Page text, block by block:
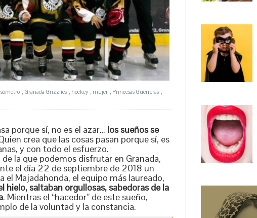
, Granada Grizzlies , hockey , mujer , Princesas Guerreras ,
porque sí, no es el azar… los sueños se
crea que las cosas pasan porque sí, es
y con todo el esfuerzo.
la que podemos disfrutar en Granada,
el día 22 de septiembre de 2018 un
el Majadahonda, el equipo más laureado,
hielo, saltaban orgullosas, sabedoras de la
. Mientras el “hacedor” de este sueño,
de la voluntad y la constancia.